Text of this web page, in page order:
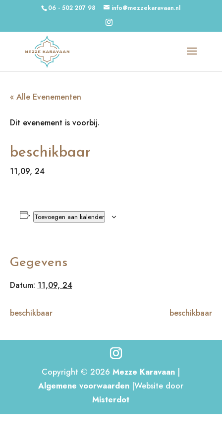
06 - 502 207 98 info@mezzekaravaan.nl
« Alle Evenementen
Dit evenement is voorbij.
beschikbaar
11,09, 24
Toevoegen aan kalender
Gegevens
Datum: 11,09, 24
beschikbaar beschikbaar
Copyright © 2026Mezze Karavaan |
Algemene voorwaarden |Website door
Misterdot